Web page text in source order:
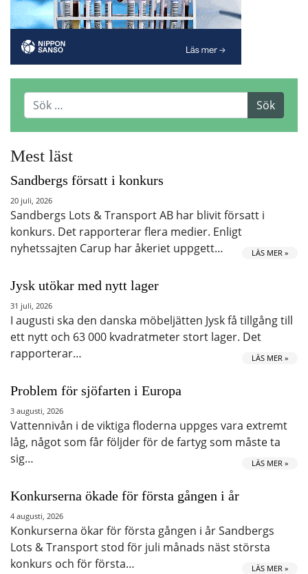
Mest läst
Sandbergs försatt i konkurs
20 juli, 2026
Sandbergs Lots & Transport AB har blivit försatt i
konkurs. Det rapporterar flera medier. Enligt
nyhetssajten Carup har åkeriet uppgett…
LÄS MER »
Jysk utökar med nytt lager
31 juli, 2026
I augusti ska den danska möbeljätten Jysk få tillgång till
ett nytt och 63 000 kvadratmeter stort lager. Det
rapporterar…
LÄS MER »
Problem för sjöfarten i Europa
3 augusti, 2026
Vattennivån i de viktiga floderna uppges vara extremt
låg, något som får följder för de fartyg som måste ta
sig…
LÄS MER »
Konkurserna ökade för första gången i år
4 augusti, 2026
Konkurserna ökar för första gången i år Sandbergs
Lots & Transport stod för juli månads näst största
konkurs och för första…
LÄS MER »